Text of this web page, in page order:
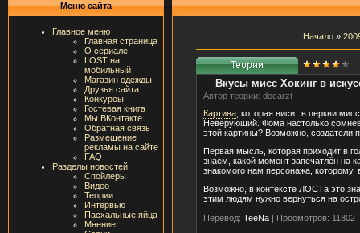
Меню сайта
Главное меню
Главная страница
О сериале
LOST на
мобильный
Магазин одежды
Друзья сайта
Конкурсы
Гостевая книга
Мы ВКонтакте
Обратная связь
Размещение
рекламы на сайте
FAQ
Разделы новостей
Спойлеры
Видео
Теории
Интервью
Пасхальные яйца
Мнение
Начало»
Вкусы мисс Хокинг в
Автор теории: docarzt
Картина , которая висит в церкви
Неверующий. Фома настолько
этой картины? Возможно, создатели
Первая мысль, которая приходит в
знаем, какой момент запечатлён на
знакомого нам персонажа,
Возможно, в контексте ЛОСТа это
этим людям нужно вернуться на
Перевод: TeeNa | Просмотров: 11802